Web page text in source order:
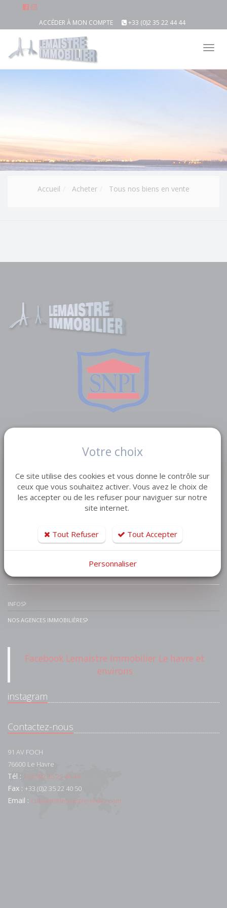
ACCÉDER À MON COMPTE +33 (0)2 35 22 44 44
Accueil Acheter Tous nos biens en vente
VENTE TERRAIN
VENTE IMMEUBLE
INFOS
NOS AGENCES IMMOBILIÈRES
Facebook Lemaistre Immobilier Le havre et
environs
instagram
Contactez-nous
91 AV FOCH
76600 Le Havre
Tél : +33 (0)2 35 22 44 44
Fax : +33 (0)2 35 22 40 50
Email : contact@lemaistre-immo.com
Votre choix
Ce site utilise des cookies et vous donne le contrôle sur
ceux que vous souhaitez activer. Vous avez le choix de
les accepter ou de les refuser pour naviguer sur notre
site internet.
Tout Refuser Tout Accepter
Personnaliser